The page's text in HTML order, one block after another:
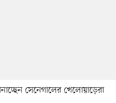
সেনেগালের খেলোয়াড়েরা